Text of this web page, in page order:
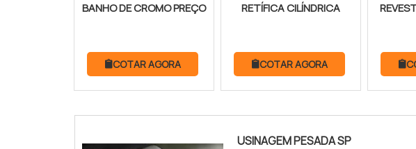
BANHO DE CROMO PREÇO
COTAR AGORA
RETÍFICA CILÍNDRICA
COTAR AGORA
USINAGEM PESADA SP